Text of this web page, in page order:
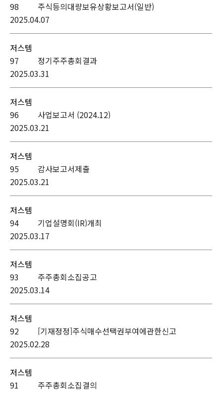
98
2025.04.07
주식등의대량보유상황보고서(일반)
97
2025.03.31
정기주주총회결과
저스템
96
2025.03.21
사업보고서 (2024.12)
저스템
95
2025.03.21
감사보고서제출
저스템
94
2025.03.17
기업설명회(IR)개최
저스템
93
2025.03.14
주주총회소집공고
저스템
92
2025.02.28
[기재정정]주식매수선택권부여에관한신고
저스템
91
주주총회소집결의
저스템